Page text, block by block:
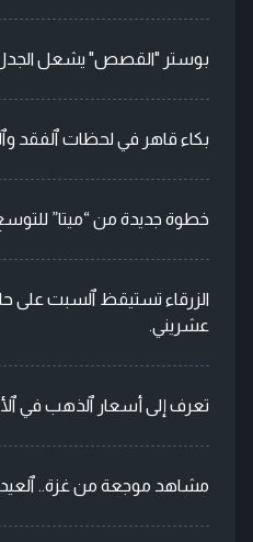
بوستر "القصص" يشعل
بكاء قاهر في لحظات ٱلفقد
خطوة جديدة من “ميتا”
الزرقاء تستيقظ ٱلسبت على
عشريني.
تعرف إلى أسعار ٱلذهب في
مشاهد موجعة من غزة.. ٱلعيد